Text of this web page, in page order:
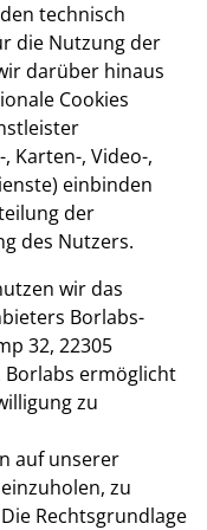
technisch
die Nutzung der
darüber hinaus
Cookies
Karten-, Video-,
einbinden
der
des Nutzers.
wir das
Borlabs-
32, 22305
Borlabs ermöglicht
zu
auf unserer
zu
Rechtsgrundlage